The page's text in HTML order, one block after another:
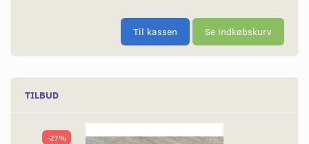
Til kassen Se indkøbskurv
TILBUD
-27%